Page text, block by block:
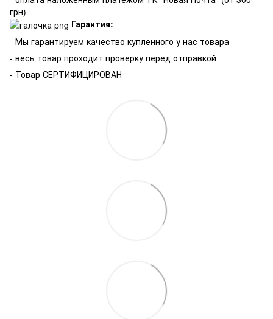
грн)
Гарантия:
- Мы гарантируем качество купленного у нас товара
- весь товар проходит проверку перед отправкой
- Товар СЕРТИФИЦИРОВАН